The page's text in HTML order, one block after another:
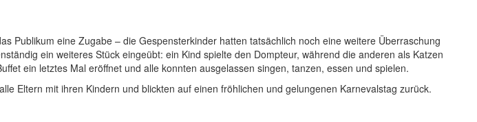
Publikum eine Zugabe – die Gespensterkinder hatten tatsächlich noch eine weitere Überraschung
ein weiteres Stück eingeübt: ein Kind spielte den Dompteur, während die anderen als Katzen
ein letztes Mal eröffnet und alle konnten ausgelassen singen, tanzen, essen und spielen.
Eltern mit ihren Kindern und blickten auf einen fröhlichen und gelungenen Karnevalstag zurück.